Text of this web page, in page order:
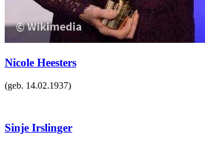
Nicole Heesters
(geb. 14.02.1937)
Sinje Irslinger